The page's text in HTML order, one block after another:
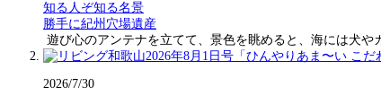
知る人ぞ知る名景
勝手に紀州穴場遺産
遊び心のアンテナを立てて、景色を眺めると、海には犬
2026/7/30